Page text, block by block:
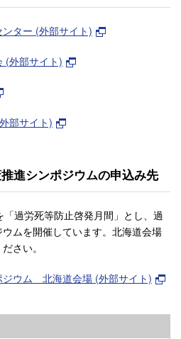
ター (外部サイト)
(外部サイト)
部サイト)
進シンポジウムの申込み先
過労死等防止啓発月間」とし、過
ムを開催しています。北海道会場
さい。
ジウム 北海道会場 (外部サイト)